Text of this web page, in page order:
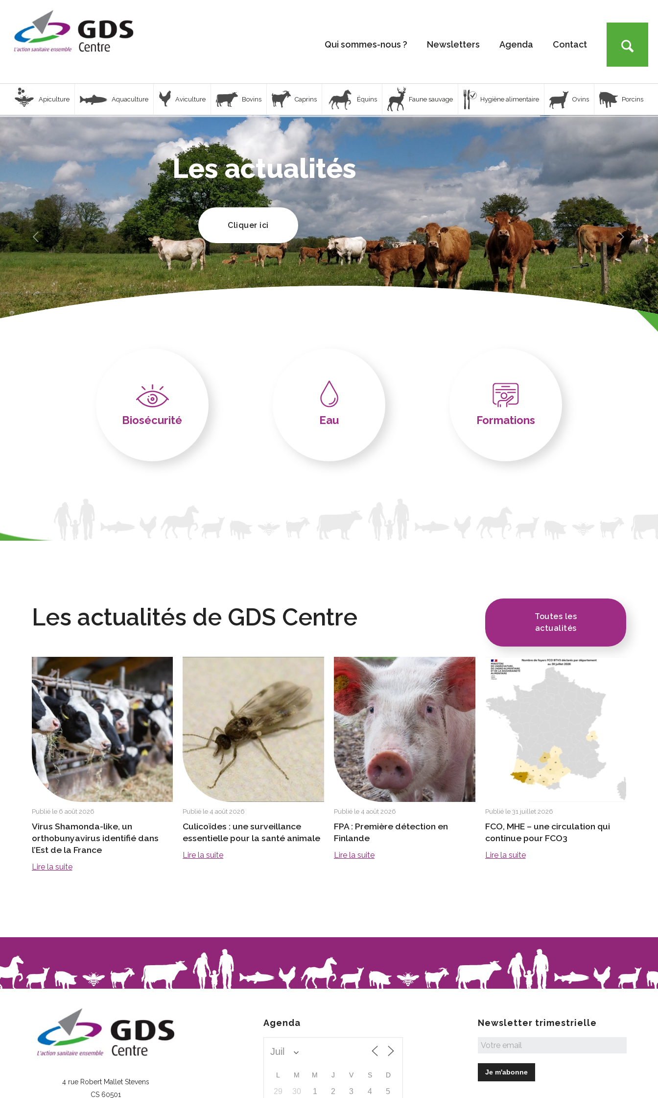
Qui sommes-nous ? Newsletters Agenda Contact
Apiculture Aquaculture Aviculture Bovins Caprins Équins Faune sauvage Hygiène alimentaire Ovins Porcins
Les actualités
Cliquer ici
Biosécurité Eau Formations
Les actualités de GDS Centre
Toutes les
actualités
Publié le 6 août 2026
Virus Shamonda-like, un
orthobunyavirus identifié dans
l’Est de la France
Lire la suite
Publié le 4 août 2026
Culicoïdes : une surveillance
essentielle pour la santé animale
Lire la suite
Publié le 4 août 2026
FPA : Première détection en
Finlande
Lire la suite
Publié le 31 juillet 2026
FCO, MHE – une circulation qui
continue pour FCO3
Lire la suite
4 rue Robert Mallet Stevens
CS 60501
Agenda
L M M J V S D
29 30 1 2 3 4 5
Newsletter trimestrielle